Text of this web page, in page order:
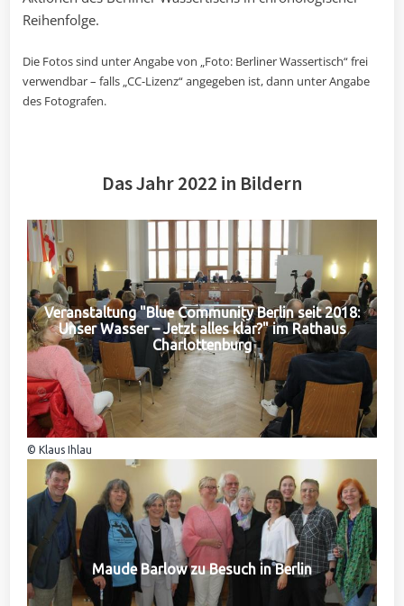
Reihenfolge.
Die Fotos sind unter Angabe von „Foto: Berliner Wassertisch“ frei
verwendbar – falls „CC-Lizenz“ angegeben ist, dann unter Angabe
des Fotografen.
Das Jahr 2022 in Bildern
Veranstaltung "Blue Community Berlin seit 2018:
Unser Wasser – Jetzt alles klar?" im Rathaus
Charlottenburg
© Klaus Ihlau
Maude Barlow zu Besuch in Berlin